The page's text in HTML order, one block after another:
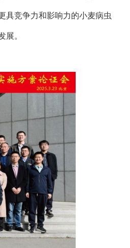
具竞争力和影响力的小麦病虫
展。